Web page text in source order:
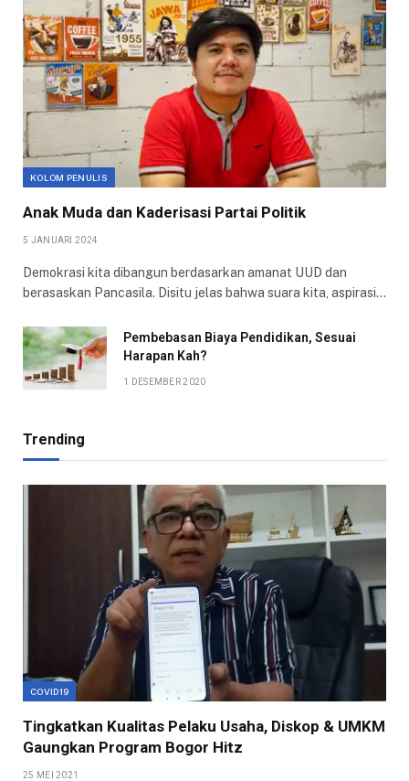
KOLOM PENULIS
Anak Muda dan Kaderisasi Partai Politik
5 JANUARI 2024
Demokrasi kita dibangun berdasarkan amanat UUD dan
berasaskan Pancasila. Disitu jelas bahwa suara kita, aspirasi…
Pembebasan Biaya Pendidikan, Sesuai
Harapan Kah?
1 DESEMBER 2020
Trending
COVID19
Tingkatkan Kualitas Pelaku Usaha, Diskop & UMKM
Gaungkan Program Bogor Hitz
25 MEI 2021